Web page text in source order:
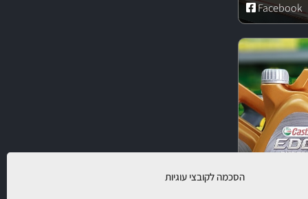
הסכמה לקובצי עוגיות
Facebook